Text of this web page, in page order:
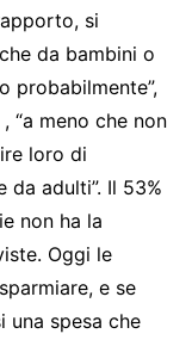
si
da bambini o
probabilmente”,
“a meno che non
loro di
da adulti”. Il 53%
non ha la
Oggi le
e se
una spesa che